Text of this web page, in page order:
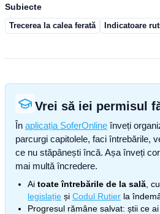
Subiecte
Trecerea la calea ferată Indicatoare
Vrei să iei permisul
În aplicația SoferOnline înveți
parcurgi capitolele, faci întrebările,
ce nu stăpânești încă. Așa înveți
mai multă încredere.
Ai toate întrebările de la sală ,
legislație și Codul Rutier la
Progresul rămâne salvat: știi ce